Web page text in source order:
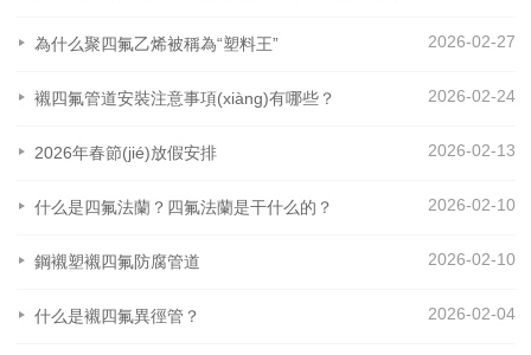
2026-02-27
為什么聚四氟乙烯被稱為“塑料王”
2026-02-24
襯四氟管道安裝注意事項(xiàng)有哪些？
2026-02-13
2026年春節(jié)放假安排
2026-02-10
什么是四氟法蘭？四氟法蘭是干什么的？
2026-02-10
鋼襯塑襯四氟防腐管道
2026-02-04
什么是襯四氟異徑管？